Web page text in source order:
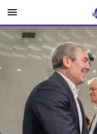
menu